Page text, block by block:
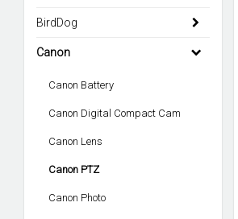
BirdDog
Canon
Canon Battery
Canon Digital Compact Cam
Canon Lens
Canon PTZ
Canon Photo